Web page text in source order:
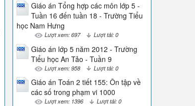
Giáo án Tổng hợp các môn lớp 5 -
Tuần 16 đến tuần 18 - Trường Tiểu
học Nam Hưng
Lượt xem: 697 Lượt tải: 0
Giáo án lớp 5 năm 2012 - Trường
Tiểu học An Tảo - Tuần 9
Lượt xem: 958 Lượt tải: 0
Giáo án Toán 2 tiết 155: Ôn tập về
các số trong phạm vi 1000
Lượt xem: 1396 Lượt tải: 0